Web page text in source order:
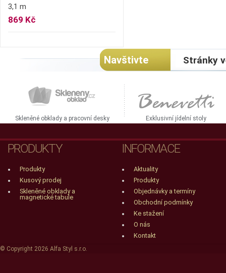
3,1 m
869 Kč
Navštivte Stránky
Skleněné obklady a pracovní desky Exklusivní jídelní stoly
PRODUKTY
Produkty
Kusový prodej
Skleněné obklady a
magnetické tabule
INFORMACE
Aktuality
Produkty
Objednávky a termíny
Obchodní podmínky
Ke stažení
O nás
Kontakt
© Copyright 2026 Alfa Styl s.r.o.